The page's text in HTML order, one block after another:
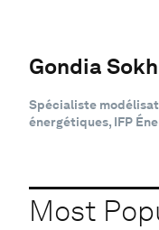
Gondia
Spécialiste
énergétiques, IFP
Most